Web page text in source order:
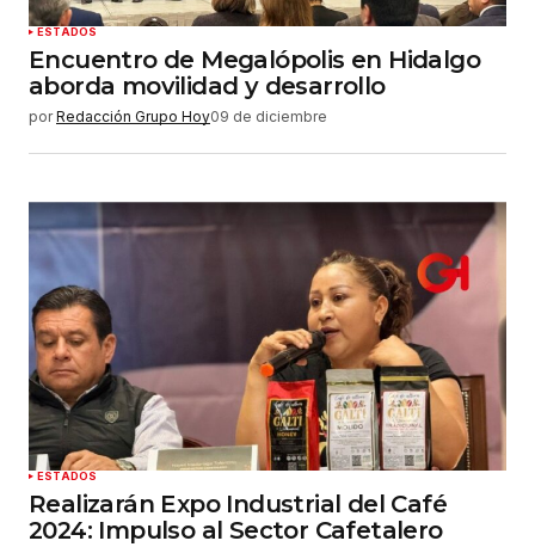
ESTADOS
Encuentro de Megalópolis en Hidalgo
aborda movilidad y desarrollo
por Redacción Grupo Hoy09 de diciembre
ESTADOS
Realizarán Expo Industrial del Café
2024: Impulso al Sector Cafetalero